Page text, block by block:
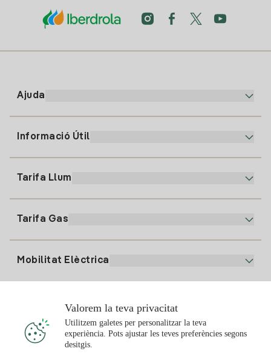
Ajuda
91 919 52 73
clientes@tuiberdrola.es
Informació Útil
Alta Gas
Tarifa Llum
Tarifa Gas
Mobilitat Elèctrica
Punts de Recàrrega
T'interessa
Valorem la teva privacitat
Utilitzem galetes per personalitzar la teva
experiència. Pots ajustar les teves preferències segons
desitgis.